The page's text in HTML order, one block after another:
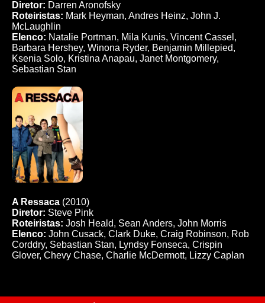
Diretor: Darren Aronofsky
Roteiristas: Mark Heyman, Andres Heinz, John J.
McLaughlin
Elenco: Natalie Portman, Mila Kunis, Vincent Cassel,
Barbara Hershey, Winona Ryder, Benjamin Millepied,
Ksenia Solo, Kristina Anapau, Janet Montgomery,
Sebastian Stan
A Ressaca (2010)
Diretor: Steve Pink
Roteiristas: Josh Heald, Sean Anders, John Morris
Elenco: John Cusack, Clark Duke, Craig Robinson, Rob
Corddry, Sebastian Stan, Lyndsy Fonseca, Crispin
Glover, Chevy Chase, Charlie McDermott, Lizzy Caplan